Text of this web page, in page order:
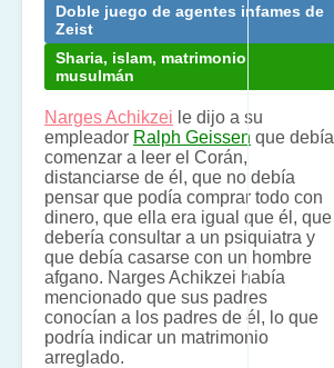
Doble juego de agentes infames de
Zeist
Sharia, islam, matrimonio
musulmán
Narges Achikzei le dijo a su
empleador Ralph Geissen que debía
comenzar a leer el Corán,
distanciarse de él, que no debía
pensar que podía comprar todo con
dinero, que ella era igual que él, que
debería consultar a un psiquiatra y
que debía casarse con un hombre
afgano. Narges Achikzei había
mencionado que sus padres
conocían a los padres de él, lo que
podría indicar un matrimonio
arreglado.